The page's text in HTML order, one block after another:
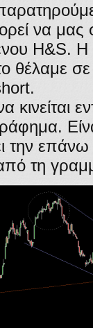
να μας
H&S. Η
θέλαμε
την επάνω
τη